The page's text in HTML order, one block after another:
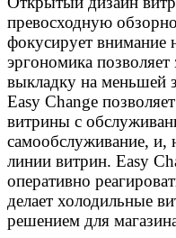
превосходную
фокусирует внимание
эргономика позволяет
выкладку на меньшей
Easy Change
витрины с
самообслуживание, и,
линии витрин. Easy
оперативно
делает холодильные
решением для